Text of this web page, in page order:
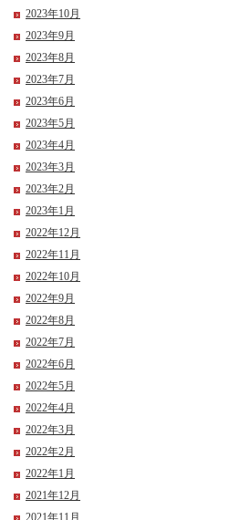
2023年10月
2023年9月
2023年8月
2023年7月
2023年6月
2023年5月
2023年4月
2023年3月
2023年2月
2023年1月
2022年12月
2022年11月
2022年10月
2022年9月
2022年8月
2022年7月
2022年6月
2022年5月
2022年4月
2022年3月
2022年2月
2022年1月
2021年12月